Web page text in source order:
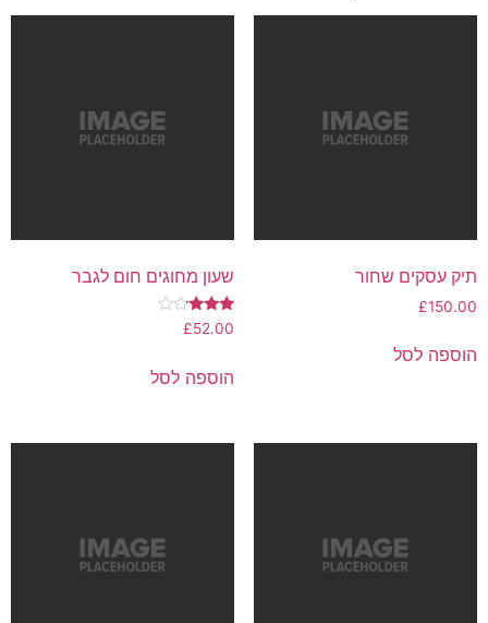
תיק עסקים שחור
£150.00
הוספה לסל
שעון מחוגים חום לגבר
דורג
3.00
£52.00
הוספה לסל